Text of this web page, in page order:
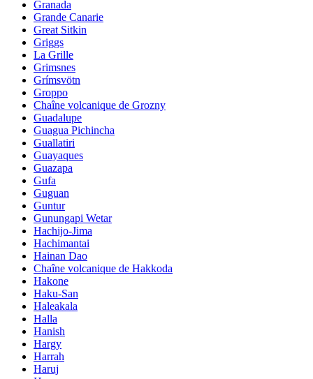
Granada
Grande Canarie
Great Sitkin
Griggs
La Grille
Grimsnes
Grímsvötn
Groppo
Chaîne volcanique de Grozny
Guadalupe
Guagua Pichincha
Guallatiri
Guayaques
Guazapa
Gufa
Guguan
Guntur
Gunungapi Wetar
Hachijo-Jima
Hachimantai
Hainan Dao
Chaîne volcanique de Hakkoda
Hakone
Haku-San
Haleakala
Halla
Hanish
Hargy
Harrah
Haruj